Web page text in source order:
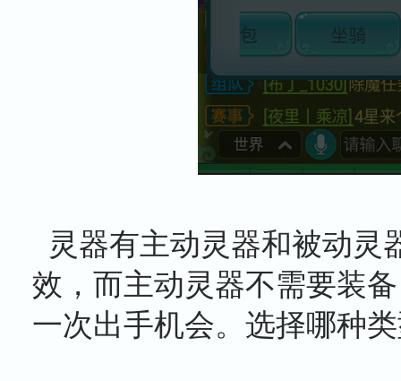
灵器有主动灵器和被动灵
效，而主动灵器不需要装
一次出手机会。选择哪种